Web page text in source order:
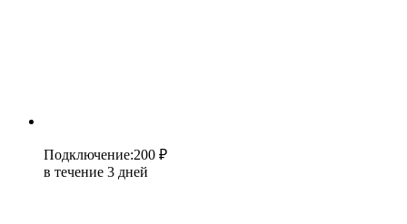
Подключение:200 ₽
в течение 3 дней